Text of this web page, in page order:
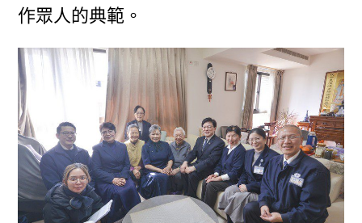
作眾人的典範。